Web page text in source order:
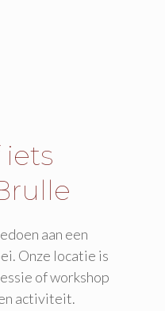
aan een
Onze locatie is
of workshop
activiteit.